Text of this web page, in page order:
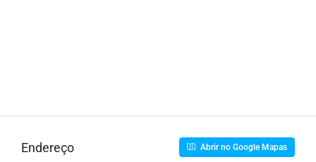
Endereço Abrir no Google Mapas